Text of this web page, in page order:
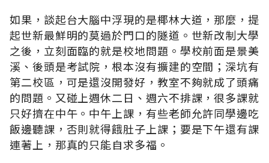
如果，談起台大腦中浮現的是椰林大道，那麼，提
起世新最鮮明的莫過於門口的隧道。世新改制大學
之後，立刻面臨的就是校地問題。學校前面是景美
溪、後頭是考試院，根本沒有擴建的空間；深坑有
第二校區，可是還沒開發好，教室不夠就成了頭痛
的問題。又碰上週休二日、週六不排課，很多課就
只好擠在中午。中午上課，有些老師允許同學邊吃
飯邊聽課，否則就得餓肚子上課；要是下午還有課
連著上，那真的只能自求多福。